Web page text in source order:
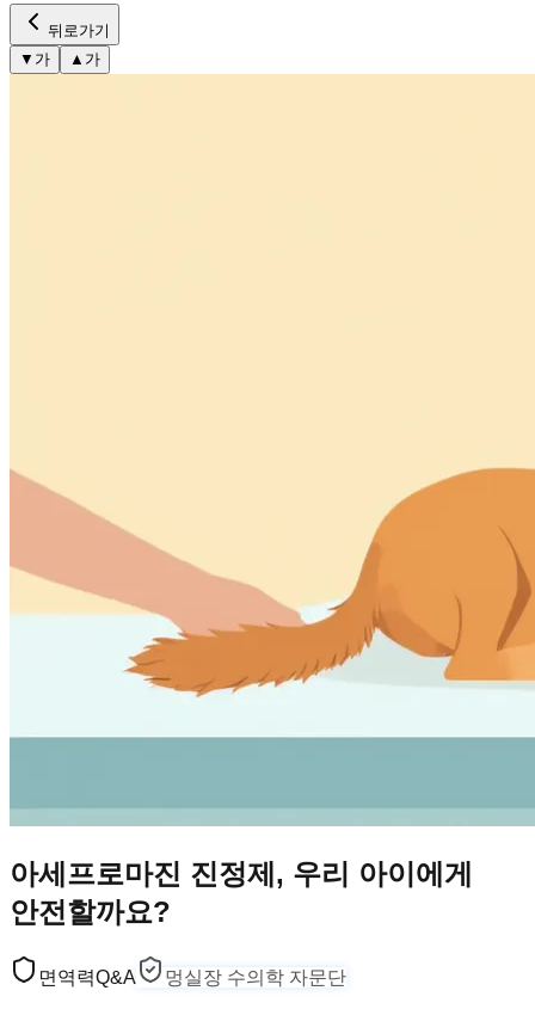
뒤로가기
▼ 가 ▲ 가
아세프로마진 진정제, 우리 아이에게
안전할까요?
면역력Q&A 멍실장 수의학 자문단